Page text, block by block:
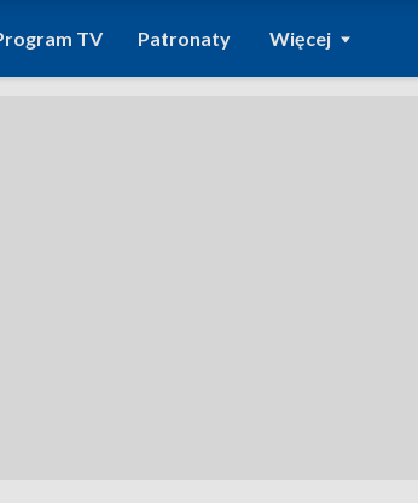
TV Patronaty Więcej